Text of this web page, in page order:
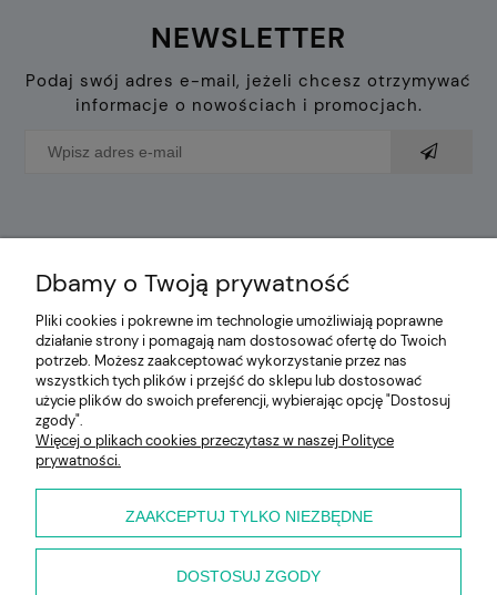
NEWSLETTER
Podaj swój adres e-mail, jeżeli chcesz otrzymywać
informacje o nowościach i promocjach.
Pomoc
Moje konto
Płatności i dostawa
O nas
Dbamy o Twoją prywatność
Pliki cookies i pokrewne im technologie umożliwiają poprawne
działanie strony i pomagają nam dostosować ofertę do Twoich
potrzeb. Możesz zaakceptować wykorzystanie przez nas
wszystkich tych plików i przejść do sklepu lub dostosować
użycie plików do swoich preferencji, wybierając opcję "Dostosuj
zgody".
Więcej o plikach cookies przeczytasz w naszej Polityce
prywatności.
ZAAKCEPTUJ TYLKO NIEZBĘDNE
DOSTOSUJ ZGODY